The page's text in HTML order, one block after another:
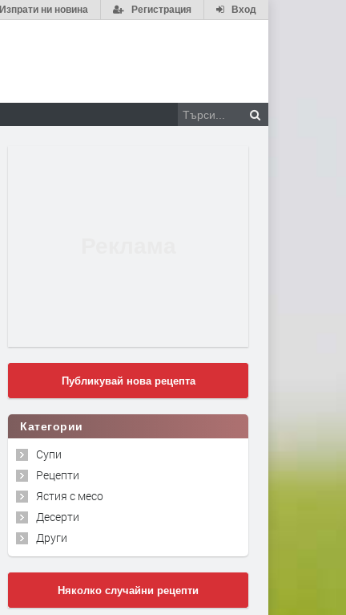
Вход
Регистрация
Изпрати ни новина
Публикувай нова рецепта
Категории
Супи
Рецепти
Ястия с месо
Десерти
Други
Няколко случайни рецепти